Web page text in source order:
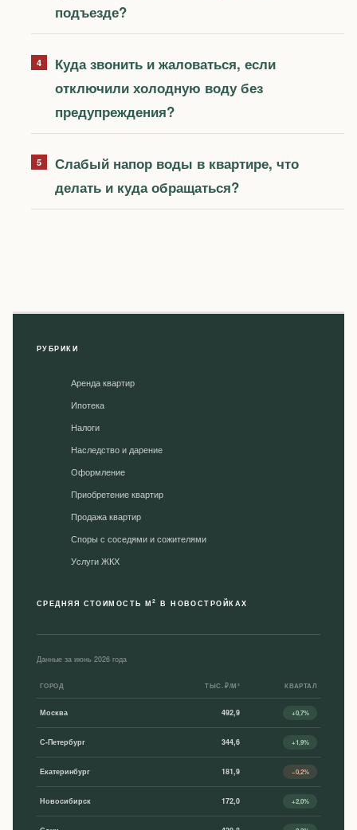
подъезде?
Куда звонить и жаловаться, если
отключили холодную воду без
предупреждения?
Слабый напор воды в квартире, что
делать и куда обращаться?
РУБРИКИ
Аренда квартир
Ипотека
Налоги
Наследство и дарение
Оформление
Приобретение квартир
Продажа квартир
Споры с соседями и сожителями
Уcлуги ЖКХ
СРЕДНЯЯ СТОИМОСТЬ М2 В НОВОСТРОЙКАХ
Данные за июнь 2026 года
ГОРОД ТЫС. ₽/М² КВАРТАЛ
Москва 492,9 +0,7%
С-Петербург 344,6 +1,9%
Екатеринбург 181,9 −0,2%
Новосибирск 172,0 +2,0%